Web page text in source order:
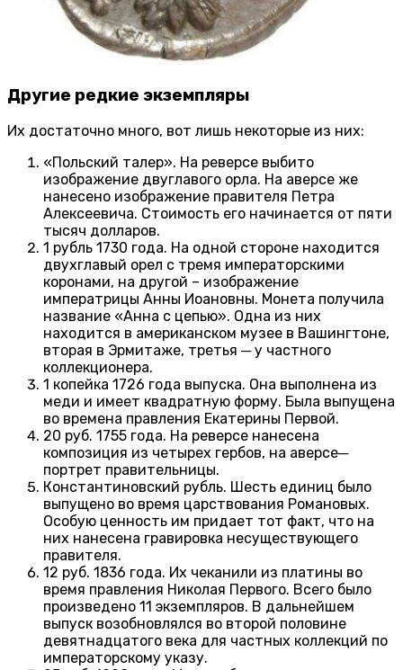
Другие редкие экземпляры
Их достаточно много, вот лишь некоторые из них:
«Польский талер». На реверсе выбито
изображение двуглавого орла. На аверсе же
нанесено изображение правителя Петра
Алексеевича. Стоимость его начинается от пяти
тысяч долларов.
1 рубль 1730 года. На одной стороне находится
двухглавый орел с тремя императорскими
коронами, на другой – изображение
императрицы Анны Иоановны. Монета получила
название «Анна с цепью». Одна из них
находится в американском музее в Вашингтоне,
вторая в Эрмитаже, третья ─ у частного
коллекционера.
1 копейка 1726 года выпуска. Она выполнена из
меди и имеет квадратную форму. Была выпущена
во времена правления Екатерины Первой.
20 руб. 1755 года. На реверсе нанесена
композиция из четырех гербов, на аверсе─
портрет правительницы.
Константиновский рубль. Шесть единиц было
выпущено во время царствования Романовых.
Особую ценность им придает тот факт, что на
них нанесена гравировка несуществующего
правителя.
12 руб. 1836 года. Их чеканили из платины во
время правления Николая Первого. Всего было
произведено 11 экземпляров. В дальнейшем
выпуск возобновлялся во второй половине
девятнадцатого века для частных коллекций по
императорскому указу.